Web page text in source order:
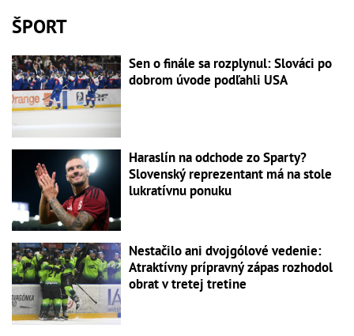
ŠPORT
Sen o finále sa rozplynul: Slováci po
dobrom úvode podľahli USA
Haraslín na odchode zo Sparty?
Slovenský reprezentant má na stole
lukratívnu ponuku
Nestačilo ani dvojgólové vedenie:
Atraktívny prípravný zápas rozhodol
obrat v tretej tretine